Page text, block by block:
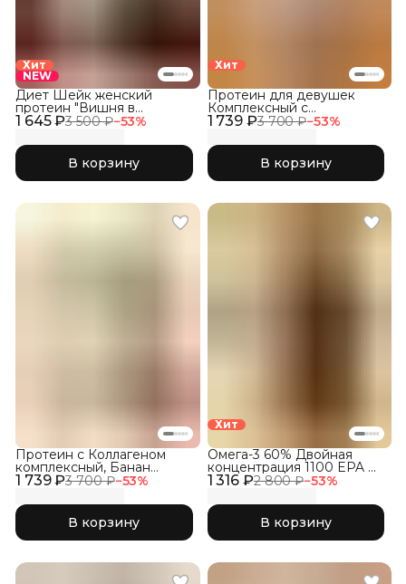
Хит
NEW
1 645 ₽3 500 ₽−53%
Диет Шейк женский
протеин "Вишня в
шоколаде"
В корзину
Хит
1 739 ₽3 700 ₽−53%
Протеин для девушек
Комплексный с
Коллагеном, Соленая
В корзину
1 739 ₽3 700 ₽−53%
Протеин с Коллагеном
комплексный, Банан
клубника
В корзину
Хит
1 316 ₽2 800 ₽−53%
Омега-3 60% Двойная
концентрация 1100 EPA &
DHA, 120 капсул
В корзину